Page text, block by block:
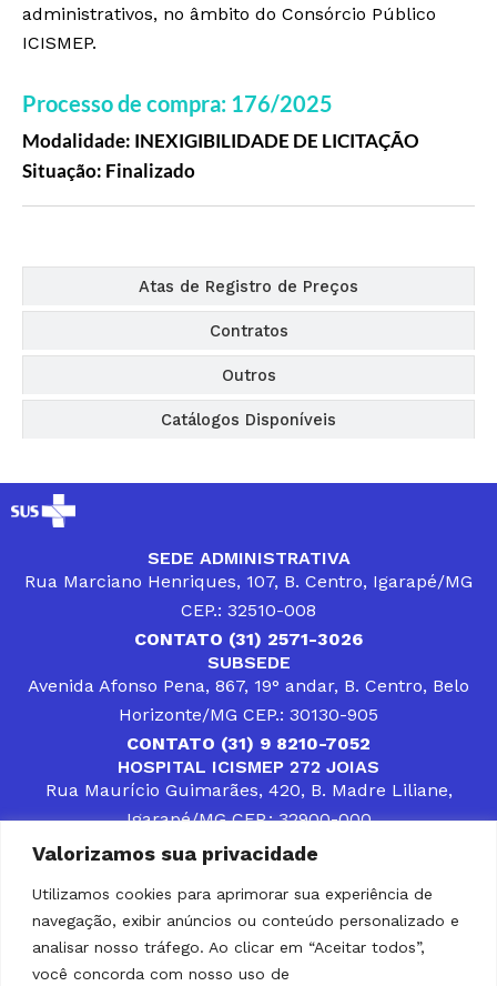
Valorizamos sua privacidade
Utilizamos cookies para aprimorar sua experiência de
navegação, exibir anúncios ou conteúdo personalizado e
analisar nosso tráfego. Ao clicar em “Aceitar todos”,
você concorda com nosso uso de
administrativos, no âmbito do Consórcio Público
ICISMEP.
Processo de compra: 176/2025
Modalidade: INEXIGIBILIDADE DE LICITAÇÃO
Situação: Finalizado
Atas de Registro de Preços
Contratos
Outros
Catálogos Disponíveis
SEDE ADMINISTRATIVA
Rua Marciano Henriques, 107, B. Centro, Igarapé/MG
CEP.: 32510-008
CONTATO (31) 2571-3026
SUBSEDE
Avenida Afonso Pena, 867, 19° andar, B. Centro, Belo
Horizonte/MG CEP.: 30130-905
CONTATO (31) 9 8210-7052
HOSPITAL ICISMEP 272 JOIAS
Rua Maurício Guimarães, 420, B. Madre Liliane,
Igarapé/MG CEP.: 32900-000
CONTATOS (31) 3512-4400 ou (31) 9 8309-8660
DESENVOLVER SOLUÇÕES, AÇÕES E SERVIÇOS
PÚBLICOS QUE COMPLEMENTEM A ASSISTÊNCIA À
POPULAÇÃO DA REGIÃO EM QUE ATUA, SENDO
PARCEIRO DOS MUNICÍPIOS CONSORCIADOS NA
SOLUÇÃO DE DIFICULDADES ENFRENTADAS POR
GESTORES MUNICIPAIS, É O COMPROMISSO DO
ICISMEP.